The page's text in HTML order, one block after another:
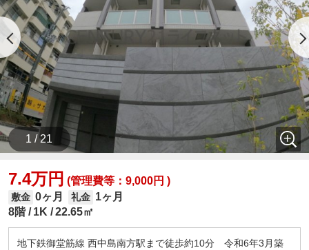
1 / 21
7.4万円 (管理費等：9,000円 )
敷金 0ヶ月 礼金 1ヶ月
8階
1K 22.65㎡
地下鉄御堂筋線 西中島南方駅まで徒歩約10分 令和6年3月築